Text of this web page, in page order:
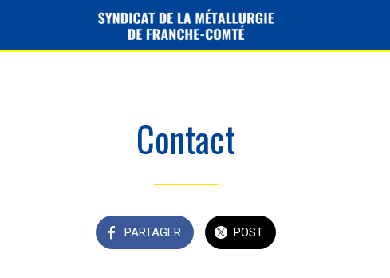
Contact
PARTAGER POST